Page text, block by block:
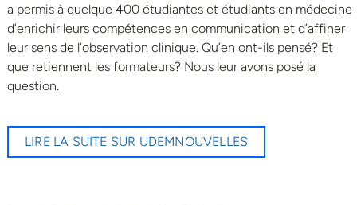
a permis à quelque 400 étudiantes et étudiants en médecine
d’enrichir leurs compétences en communication et d’affiner
leur sens de l’observation clinique. Qu’en ont-ils pensé? Et
que retiennent les formateurs? Nous leur avons posé la
question.
LIRE LA SUITE SUR UDEMNOUVELLES